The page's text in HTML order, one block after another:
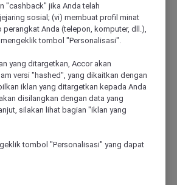
"cashback" jika Anda telah
sosial; (vi) membuat profil minat
Anda (telepon, komputer, dll.),
tombol "Personalisasi".
yang ditargetkan, Accor akan
versi "hashed", yang dikaitkan dengan
iklan yang ditargetkan kepada Anda
disilangkan dengan data yang
silakan lihat bagian "iklan yang
tombol "Personalisasi" yang dapat